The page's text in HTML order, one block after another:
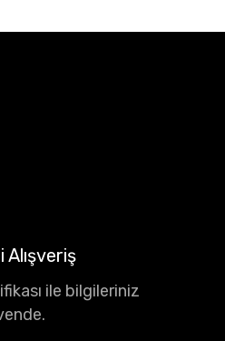
Alışveriş
ile bilgileriniz